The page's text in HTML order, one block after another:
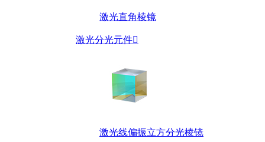
激光直角棱镜
激光分光元件
激光线偏振立方分光棱镜